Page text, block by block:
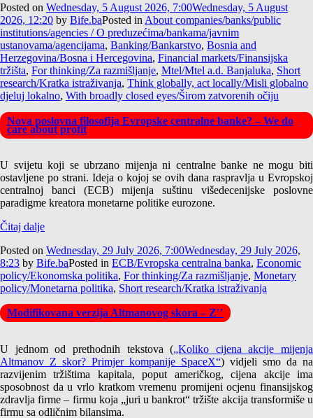
Posted on Wednesday, 5 August 2026, 7:00Wednesday, 5 August
2026, 12:20 by Bife.baPosted inAbout companies/banks/public
institutions/agencies / O preduzećima/bankama/javnim
ustanovama/agencijama, Banking/Bankarstvo, Bosnia and
Herzegovina/Bosna i Hercegovina, Financial markets/Finansijska
tržišta, For thinking/Za razmišljanje, Mtel/Mtel a.d. Banjaluka, Short
research/Kratka istraživanja, Think globally, act locally/Misli globalno
djeluj lokalno, With broadly closed eyes/Širom zatvorenih očiju
Nova poslovna filosofija Evropske centralne banke? – We do
care about profit
U svijetu koji se ubrzano mijenja ni centralne banke ne mogu biti
ostavljene po strani. Ideja o kojoj se ovih dana raspravlja u Evropskoj
centralnoj banci (ECB) mijenja suštinu višedecenijske poslovne
paradigme kreatora monetarne politike eurozone.
Čitaj dalje
Posted on Wednesday, 29 July 2026, 7:00Wednesday, 29 July 2026,
8:23 by Bife.baPosted in ECB/Evropska centralna banka, Economic
policy/Ekonomska politika, For thinking/Za razmišljanje, Monetary
policy/Monetarna politika, Short research/Kratka istraživanja
Modifikovana verzija Altmanovog skora – Z′′
U jednom od prethodnih tekstova („Koliko cijena akcije mijenja
Altmanov Z skor? Primjer kompanije SpaceX“) vidjeli smo da na
razvijenim tržištima kapitala, poput američkog, cijena akcije ima
sposobnost da u vrlo kratkom vremenu promijeni ocjenu finansijskog
zdravlja firme – firmu koja „juri u bankrot“ tržište akcija transformiše u
firmu sa odličnim bilansima.